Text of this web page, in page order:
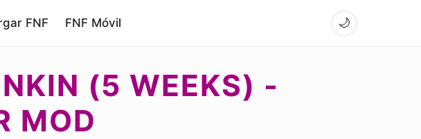
FNF FNF Móvil 🌙
(5 WEEKS) -
MOD